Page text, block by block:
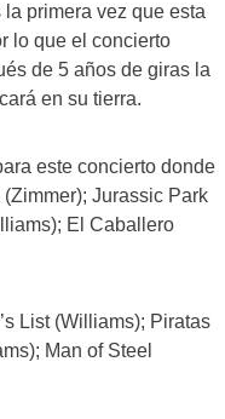
la primera vez que esta
lo que el concierto
de 5 años de giras la
en su tierra.
este concierto donde
Jurassic Park
El Caballero
List (Williams); Piratas
Man of Steel